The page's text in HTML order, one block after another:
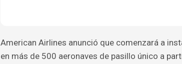
American Airlines anunció que comenzará a
en más de 500 aeronaves de pasillo único a